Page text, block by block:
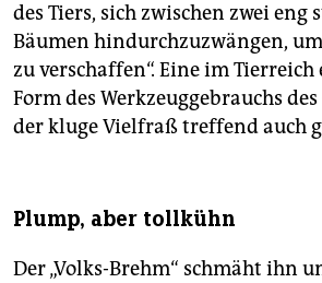
des Tiers, sich zwischen zwei eng
Bäumen hindurchzuzwängen,
zu verschaffen“. Eine im
Form des Werkzeuggebrauchs
der kluge Vielfraß treffend auch
Plump, aber tollkühn
Der „Volks-Brehm“ schmäht ihn